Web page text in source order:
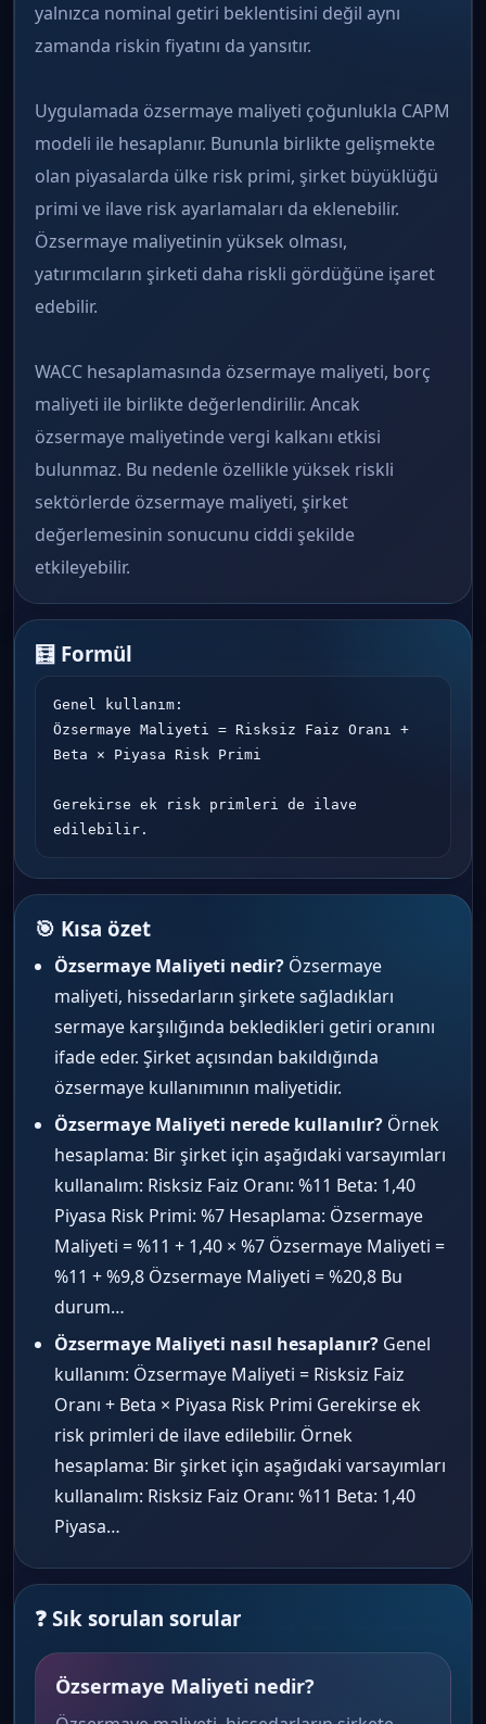
yalnızca nominal getiri beklentisini değil aynı
zamanda riskin fiyatını da yansıtır.
Uygulamada özsermaye maliyeti çoğunlukla CAPM
modeli ile hesaplanır. Bununla birlikte gelişmekte
olan piyasalarda ülke risk primi, şirket büyüklüğü
primi ve ilave risk ayarlamaları da eklenebilir.
Özsermaye maliyetinin yüksek olması,
yatırımcıların şirketi daha riskli gördüğüne işaret
edebilir.
WACC hesaplamasında özsermaye maliyeti, borç
maliyeti ile birlikte değerlendirilir. Ancak
özsermaye maliyetinde vergi kalkanı etkisi
bulunmaz. Bu nedenle özellikle yüksek riskli
sektörlerde özsermaye maliyeti, şirket
değerlemesinin sonucunu ciddi şekilde
etkileyebilir.
🧮 Formül
Genel kullanım:
Özsermaye Maliyeti = Risksiz Faiz Oranı +
Beta × Piyasa Risk Primi
Gerekirse ek risk primleri de ilave
edilebilir.
🎯 Kısa özet
Özsermaye Maliyeti nedir? Özsermaye
maliyeti, hissedarların şirkete sağladıkları
sermaye karşılığında bekledikleri getiri oranını
ifade eder. Şirket açısından bakıldığında
özsermaye kullanımının maliyetidir.
Özsermaye Maliyeti nerede kullanılır? Örnek
hesaplama: Bir şirket için aşağıdaki varsayımları
kullanalım: Risksiz Faiz Oranı: %11 Beta: 1,40
Piyasa Risk Primi: %7 Hesaplama: Özsermaye
Maliyeti = %11 + 1,40 × %7 Özsermaye Maliyeti =
%11 + %9,8 Özsermaye Maliyeti = %20,8 Bu
durum…
Özsermaye Maliyeti nasıl hesaplanır? Genel
kullanım: Özsermaye Maliyeti = Risksiz Faiz
Oranı + Beta × Piyasa Risk Primi Gerekirse ek
risk primleri de ilave edilebilir. Örnek
hesaplama: Bir şirket için aşağıdaki varsayımları
kullanalım: Risksiz Faiz Oranı: %11 Beta: 1,40
Piyasa…
❓ Sık sorulan sorular
Özsermaye Maliyeti nedir?